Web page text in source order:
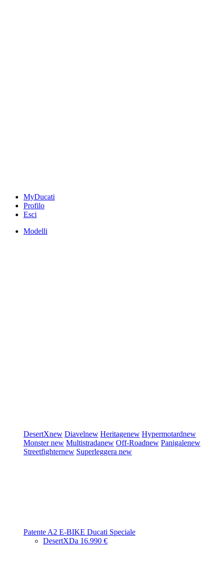
MyDucati
Profilo
Esci
Modelli
DesertXnew Diavelnew Heritagenew Hypermotardnew
Monsternew Multistradanew Off-Roadnew Panigalenew
Streetfighternew Superleggera new
Patente A2 E-BIKE Ducati Speciale
DesertXDa 16.990 €